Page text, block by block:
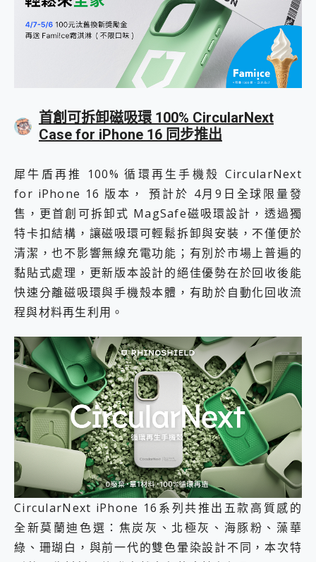
首創可拆卸磁吸環 100% CircularNext
Case for iPhone 16 同步推出
犀牛盾再推 100% 循環再生手機殼 CircularNext
for iPhone 16 版本， 預計於 4月9日全球限量發
售，更首創可拆卸式 MagSafe磁吸環設計，透過獨
特卡扣結構，讓磁吸環可輕鬆拆卸與安裝，不僅便於
清潔，也不影響無線充電功能；有別於市場上普遍的
黏貼式處理，更新版本設計的絕佳優勢在於回收後能
快速分離磁吸環與手機殼本體，有助於自動化回收流
程與材料再生利用。
CircularNext iPhone 16系列共推出五款高質感的
全新莫蘭迪色選：焦炭灰、北極灰、海豚粉、藻華
綠、珊瑚白，與前一代的雙色暈染設計不同，本次特